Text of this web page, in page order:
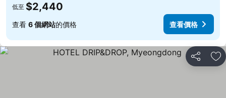
低至 $2,440
查看 6 個網站的價格 查看價格
分享 放